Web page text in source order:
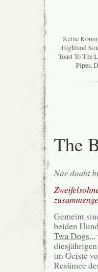
Keine
Highland
Toast To The
Pipes,
The
Nae doubt
Gemeint
beiden
Twa Dogs
im Geiste
Resümee